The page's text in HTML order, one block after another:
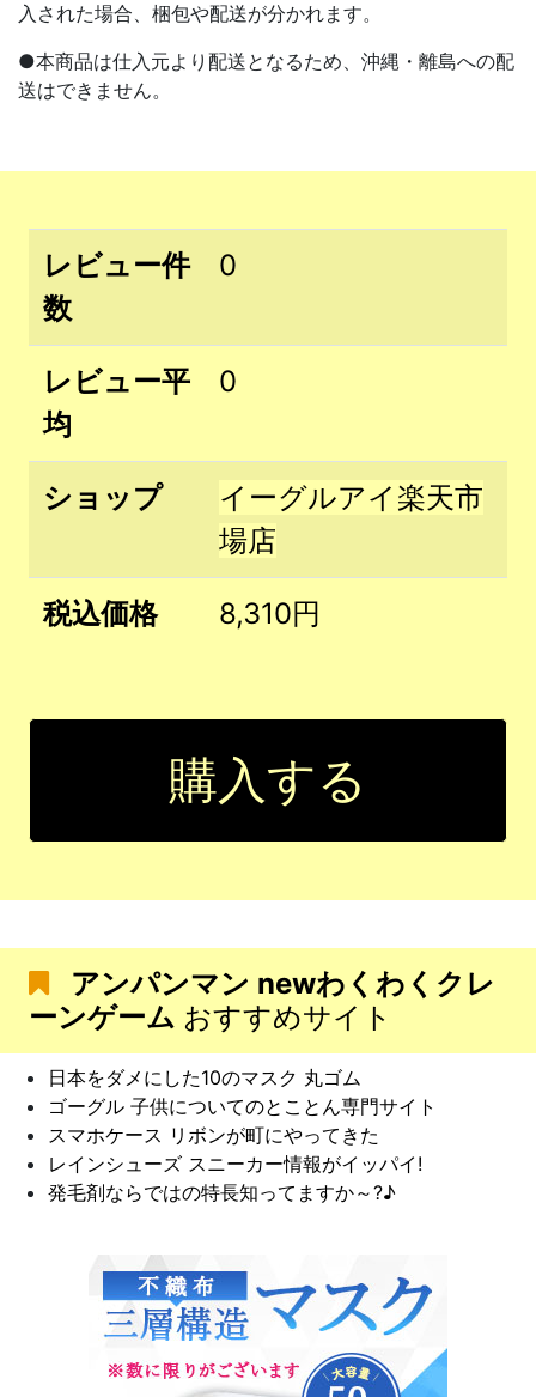
入された場合、梱包や配送が分かれます。
●本商品は仕入元より配送となるため、沖縄・離島への配
送はできません。
レビュー件
数
0
レビュー平
均
0
ショップ
イーグルアイ楽天市
場店
税込価格 8,310円
購入する
アンパンマン newわくわくクレ
ーンゲーム おすすめサイト
日本をダメにした10のマスク 丸ゴム
ゴーグル 子供についてのとことん専門サイト
スマホケース リボンが町にやってきた
レインシューズ スニーカー情報がイッパイ!
発毛剤ならではの特長知ってますか～?♪